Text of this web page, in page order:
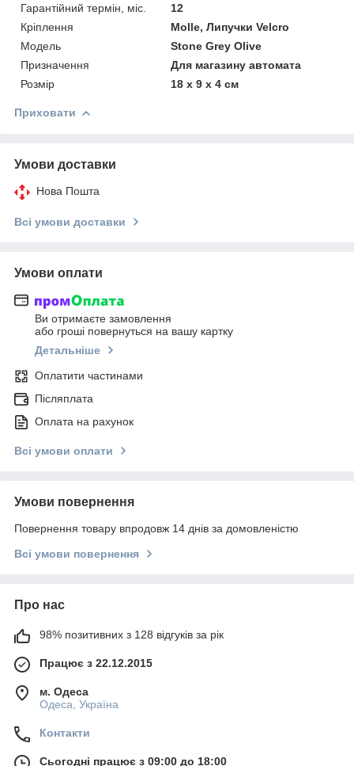
Гарантійний термін, міс.
12
Кріплення
Molle, Липучки Velcro
Модель
Stone Grey Olive
Призначення
Для магазину автомата
Розмір
18 х 9 х 4 см
Приховати
Умови доставки
Нова Пошта
Всі умови доставки
Умови оплати
Ви отримаєте замовлення
або гроші повернуться на вашу картку
Детальніше
Оплатити частинами
Післяплата
Оплата на рахунок
Всі умови оплати
Умови повернення
Повернення товару впродовж 14 днів за домовленістю
Всі умови повернення
Про нас
98% позитивних з 128 відгуків за рік
Працює з 22.12.2015
м. Одеса
Одеса, Україна
Контакти
Сьогодні працює з 09:00 до 18:00